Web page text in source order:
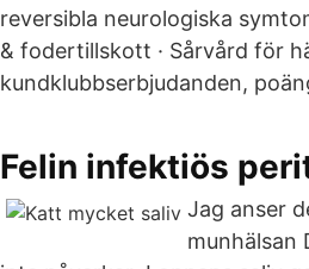
reversibla neurologiska
& fodertillskott · Sårvård för
kundklubbserbjudanden,
Felin infektiös
Jag anser
munhälsan